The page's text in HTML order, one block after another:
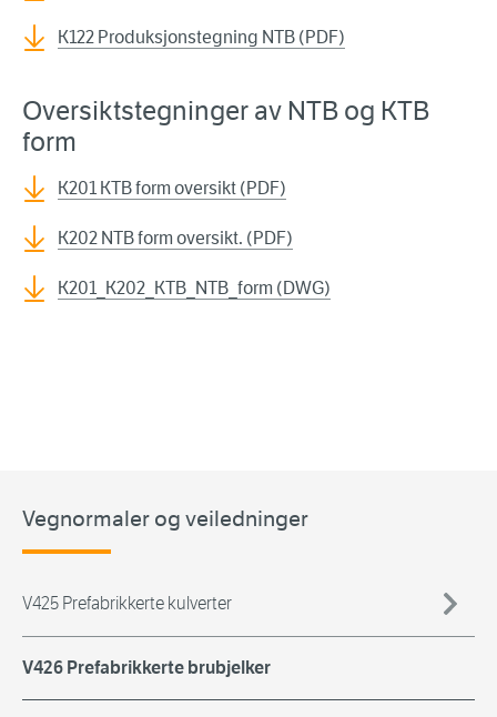
K122 Produksjonstegning NTB (PDF)
Oversiktstegninger av NTB og KTB
form
K201 KTB form oversikt (PDF)
K202 NTB form oversikt. (PDF)
K201_K202_KTB_NTB_form (DWG)
Vegnormaler og veiledninger
V425 Prefabrikkerte kulverter
V426 Prefabrikkerte brubjelker